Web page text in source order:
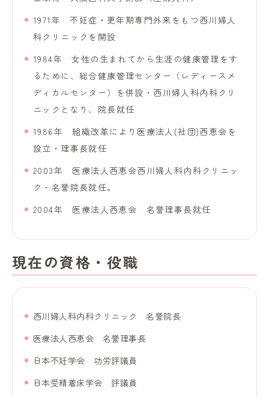
1971年 不妊症・更年期専門外来をもつ西川婦人
科クリニックを開設
1984年 女性の生まれてから生涯の健康管理をす
るために、総合健康管理センター（レディースメ
ディカルセンター）を併設・西川婦人科内科クリ
ニックとなり、院長就任
1986年 組織改革により医療法人(社団)西恵会を
設立・理事長就任
2003年 医療法人西恵会西川婦人科内科クリニッ
ク・名誉院長就任。
2004年 医療法人西恵会 名誉理事長就任
現在の資格・役職
西川婦人科内科クリニック 名誉院長
医療法人西恵会 名誉理事長
日本不妊学会 功労評議員
日本受精着床学会 評議員